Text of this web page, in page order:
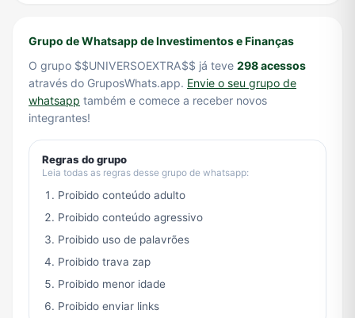
Grupo de Whatsapp de Investimentos e Finanças
O grupo $$UNIVERSOEXTRA$$ já teve 298 acessos
através do GruposWhats.app. Envie o seu grupo de
whatsapp também e comece a receber novos
integrantes!
Regras do grupo
Leia todas as regras desse grupo de whatsapp:
Proibido conteúdo adulto
Proibido conteúdo agressivo
Proibido uso de palavrões
Proibido trava zap
Proibido menor idade
Proibido enviar links